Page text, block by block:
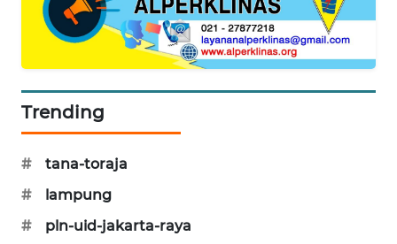
Trending
#
tana-toraja
#
lampung
#
pln-uid-jakarta-raya
PLN
WATCH
MKLI
LPKKI
LKKI